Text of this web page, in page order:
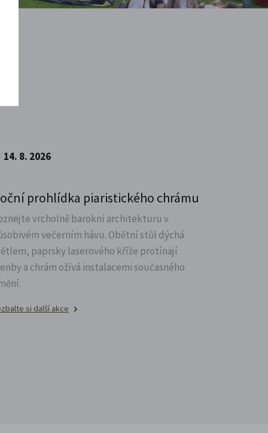
14. 8. 2026
prohlídka piaristického chrámu
vrcholně barokní architekturu v
večerním hávu. Obětní stůl dýchá
paprsky laserového kříže protínají
a chrám ožívá instalacemi současného
si další akce